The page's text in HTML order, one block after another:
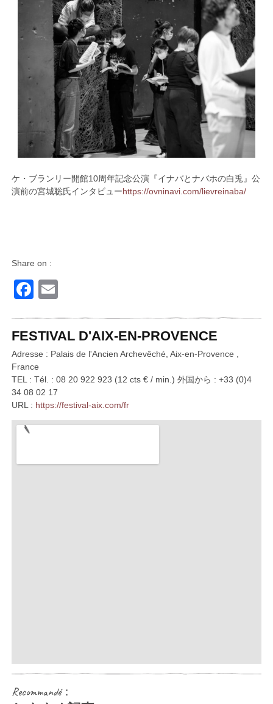
ケ・ブランリー開館10周年記念公演『イナバとナバホの白兎』公
演前の宮城聡氏インタビューhttps://ovninavi.com/lievreinaba/
Share on :
Facebook
Email
FESTIVAL D'AIX-EN-PROVENCE
Adresse : Palais de l'Ancien Archevêché, Aix-en-Provence ,
France
TEL : Tél. : 08 20 922 923 (12 cts € / min.) 外国から : +33 (0)4
34 08 02 17
URL : https://festival-aix.com/fr
Recommandé：